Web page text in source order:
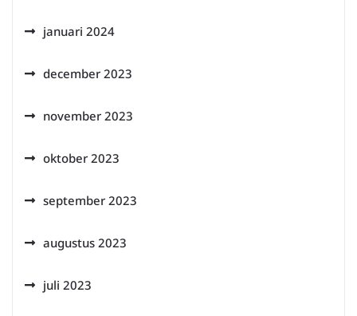
januari 2024
december 2023
november 2023
oktober 2023
september 2023
augustus 2023
juli 2023